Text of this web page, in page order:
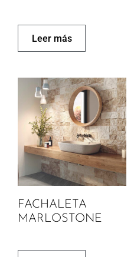
Leer más
FACHALETA
MARLOSTONE